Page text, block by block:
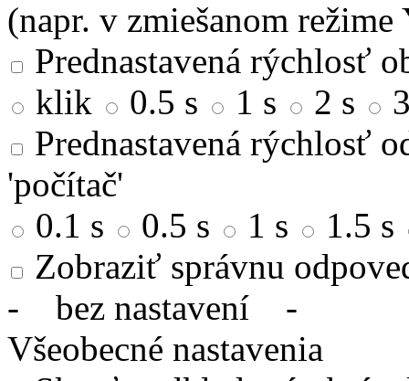
(napr. v zmiešanom režime
Prednastavená rýchlosť
klik
0.5 s 1 s 2 s
Prednastavená rýchlosť
'počítač'
0.1 s
0.5 s 1 s
1.5 s
Zobraziť správnu
- bez nastavení -
Všeobecné nastavenia